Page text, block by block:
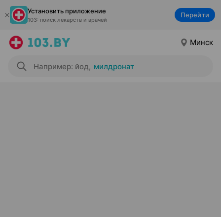
Установить приложение
103: поиск лекарств и врачей
Перейти
Минск
Например: йод, милдронат